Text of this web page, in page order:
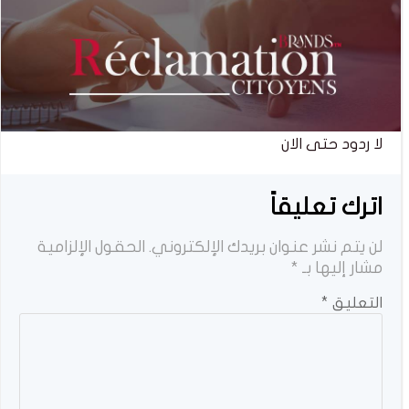
لا ردود حتى الان
اترك تعليقاً
لن يتم نشر عنوان بريدك الإلكتروني. الحقول الإلزامية
مشار إليها بـ *
التعليق *